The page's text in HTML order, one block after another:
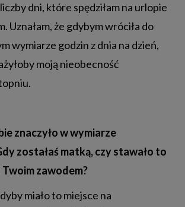
dni, które spędziłam na urlopie
Uznałam, że gdybym wróciła do
wymiarze godzin z dnia na dzień,
moją nieobecność
znaczyło w wymiarze
zostałaś matką, czy stawało to
zawodem?
miało to miejsce na